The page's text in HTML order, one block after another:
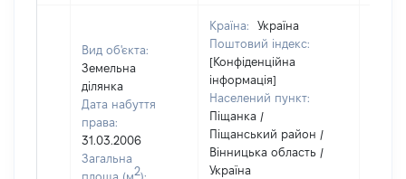
Вид об'єкта:
Земельна
ділянка
Дата набуття
права:
31.03.2006
Загальна
площа (м2):
Країна:
Україна
Поштовий індекс:
[Конфіденційна
інформація]
Населений пункт:
Піщанка /
Піщанський район /
Вінницька область /
Україна